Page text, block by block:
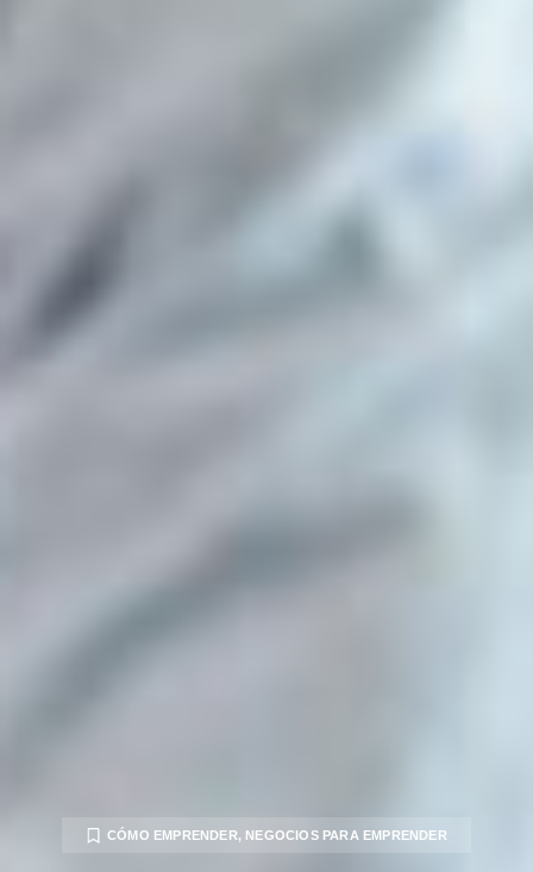
CÓMO EMPRENDER, NEGOCIOS PARA EMPRENDER